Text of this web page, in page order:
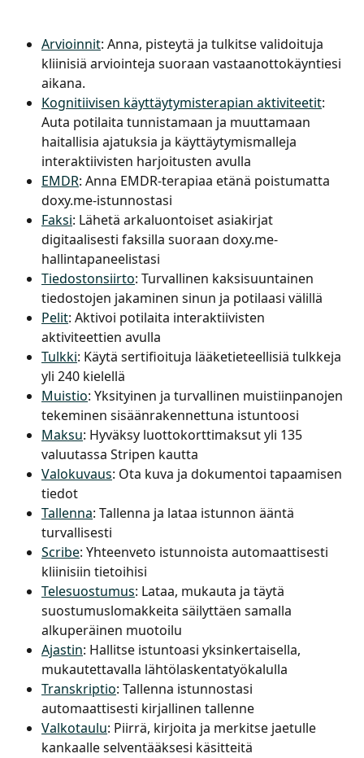
Arvioinnit: Anna, pisteytä ja tulkitse validoituja
kliinisiä arviointeja suoraan vastaanottokäyntiesi
aikana.
Kognitiivisen käyttäytymisterapian aktiviteetit:
Auta potilaita tunnistamaan ja muuttamaan
haitallisia ajatuksia ja käyttäytymismalleja
interaktiivisten harjoitusten avulla
EMDR: Anna EMDR-terapiaa etänä poistumatta
doxy.me-istunnostasi
Faksi: Lähetä arkaluontoiset asiakirjat
digitaalisesti faksilla suoraan doxy.me-
hallintapaneelistasi
Tiedostonsiirto: Turvallinen kaksisuuntainen
tiedostojen jakaminen sinun ja potilaasi välillä
Pelit: Aktivoi potilaita interaktiivisten
aktiviteettien avulla
Tulkki: Käytä sertifioituja lääketieteellisiä tulkkeja
yli 240 kielellä
Muistio: Yksityinen ja turvallinen muistiinpanojen
tekeminen sisäänrakennettuna istuntoosi
Maksu: Hyväksy luottokorttimaksut yli 135
valuutassa Stripen kautta
Valokuvaus: Ota kuva ja dokumentoi tapaamisen
tiedot
Tallenna: Tallenna ja lataa istunnon ääntä
turvallisesti
Scribe: Yhteenveto istunnoista automaattisesti
kliinisiin tietoihisi
Telesuostumus: Lataa, mukauta ja täytä
suostumuslomakkeita säilyttäen samalla
alkuperäinen muotoilu
Ajastin: Hallitse istuntoasi yksinkertaisella,
mukautettavalla lähtölaskentatyökalulla
Transkriptio: Tallenna istunnostasi
automaattisesti kirjallinen tallenne
Valkotaulu: Piirrä, kirjoita ja merkitse jaetulle
kankaalle selventääksesi käsitteitä